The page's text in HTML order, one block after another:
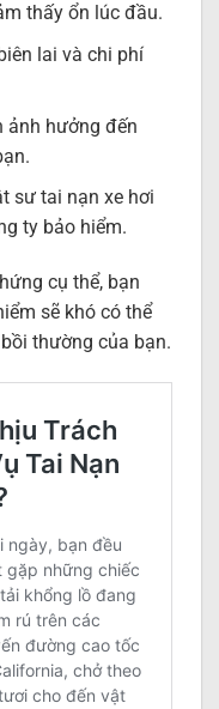
thấy ổn lúc đầu.
lai và chi phí
ảnh hưởng đến
sư tai nạn xe hơi
ty bảo hiểm.
cụ thể, bạn
sẽ khó có thể
thường của bạn.